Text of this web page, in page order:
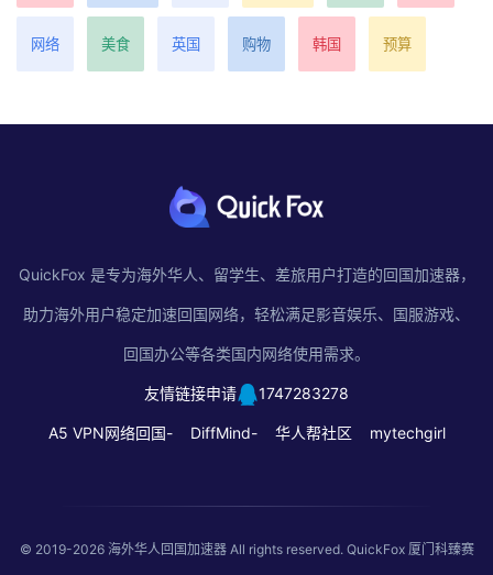
网络 美食 英国 购物 韩国 预算
QuickFox 是专为海外华人、留学生、差旅用户打造的回国加速器，
助力海外用户稳定加速回国网络，轻松满足影音娱乐、国服游戏、
回国办公等各类国内网络使用需求。
友情链接申请 1747283278
A5 VPN网络回国- DiffMind- 华人帮社区 mytechgirl
© 2019-2026 海外华人回国加速器All rights reserved. QuickFox 厦门科臻赛